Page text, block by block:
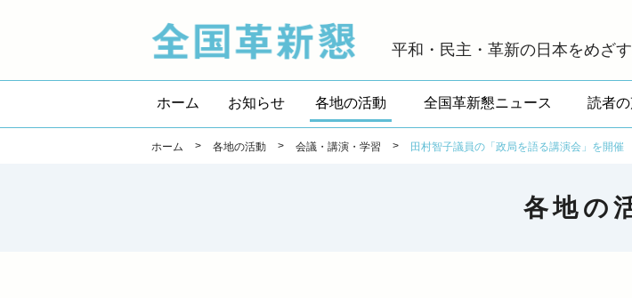
平和・民主・革新の日本をめざ
ホーム お知らせ 各地の活動 全国革新懇ニュース 読者
ホーム > 各地の活動 > 会議・講演・学習 > 田村智子議員の「政局を語る講演会」を開
各地の